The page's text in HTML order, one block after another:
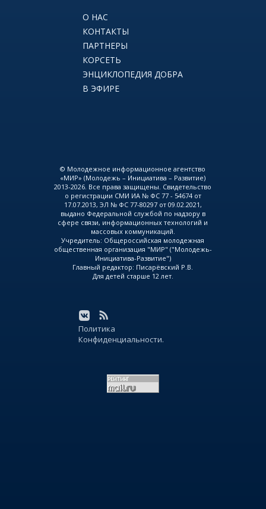
О НАС
КОНТАКТЫ
ПАРТНЕРЫ
КОРСЕТЬ
ЭНЦИКЛОПЕДИЯ ДОБРА
В ЭФИРЕ
© Молодежное информационное агентство
«МИР» (Молодежь – Инициатива – Развитие)
2013-2026. Все права защищены. Свидетельство
о регистрации СМИ ИА № ФС 77 - 54674 от
17.07.2013, ЭЛ № ФС 77-80297 от 09.02.2021,
выдано Федеральной службой по надзору в
сфере связи, информационных технологий и
массовых коммуникаций.
Учредитель: Общероссийская молодежная
общественная организация "МИР" ("Молодежь-
Инициатива-Развитие")
Главный редактор: Писарёвский Р.В.
Для детей старше 12 лет.
Политика
Конфиденциальности.